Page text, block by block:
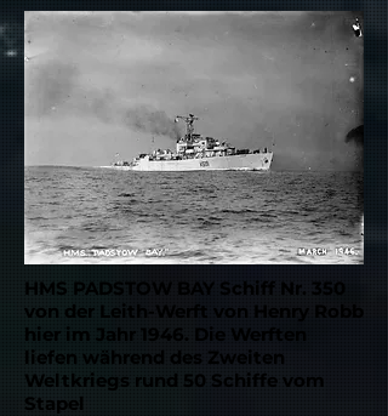
HMS PADSTOW BAY Schiff Nr. 350
von der Leith-Werft von Henry Robb
hier im Jahr 1946. Die Werften
liefen während des Zweiten
Weltkriegs rund 50 Schiffe vom
Stapel